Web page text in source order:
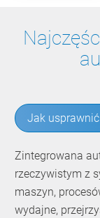
Jak
Zintegrowana
rzeczywistym z
maszyn,
wydajne,